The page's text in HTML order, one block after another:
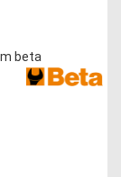
beta